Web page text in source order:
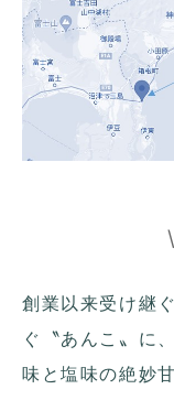
創業以来受け継
ぐ〝あんこ〟に
味と塩味の絶妙